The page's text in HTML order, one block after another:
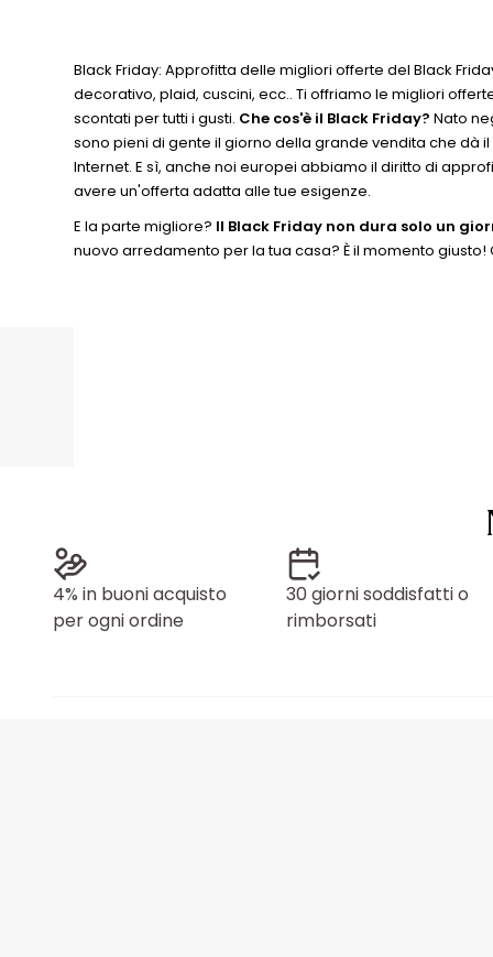
Black Friday: Approfitta delle migliori offerte del Black
decorativo, plaid, cuscini, ecc.. Ti offriamo le migliori
scontati per tutti i gusti. Che cos'è il Black Friday? Nato
sono pieni di gente il giorno della grande vendita che dà
Internet. E sì, anche noi europei abbiamo il diritto di
avere un'offerta adatta alle tue esigenze.
E la parte migliore? Il Black Friday non dura solo un
nuovo arredamento per la tua casa? È il momento
4% in buoni acquisto
per ogni ordine
30 giorni soddisfatti o
rimborsati